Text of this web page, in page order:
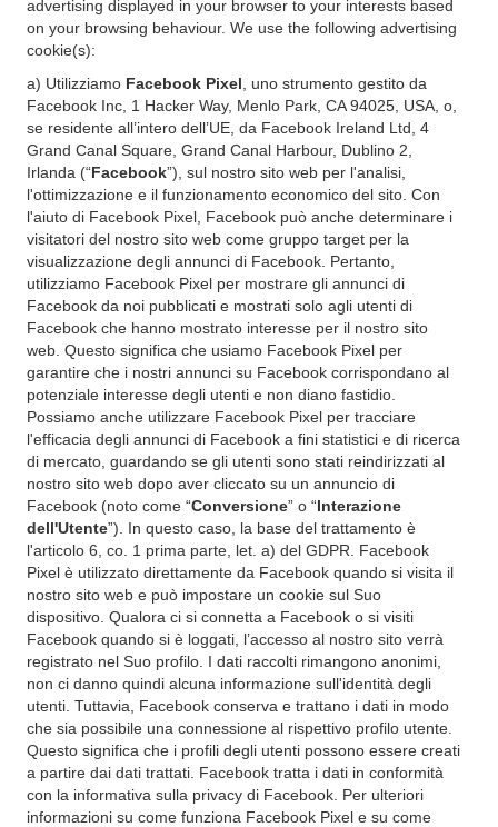
advertising displayed in your browser to your interests based
on your browsing behaviour. We use the following advertising
cookie(s):
a) Utilizziamo Facebook Pixel , uno strumento gestito da
Facebook Inc, 1 Hacker Way, Menlo Park, CA 94025, USA, o,
se residente all’intero dell’UE, da Facebook Ireland Ltd, 4
Grand Canal Square, Grand Canal Harbour, Dublino 2,
Irlanda (“Facebook”), sul nostro sito web per l'analisi,
l'ottimizzazione e il funzionamento economico del sito. Con
l'aiuto di Facebook Pixel, Facebook può anche determinare i
visitatori del nostro sito web come gruppo target per la
visualizzazione degli annunci di Facebook. Pertanto,
utilizziamo Facebook Pixel per mostrare gli annunci di
Facebook da noi pubblicati e mostrati solo agli utenti di
Facebook che hanno mostrato interesse per il nostro sito
web. Questo significa che usiamo Facebook Pixel per
garantire che i nostri annunci su Facebook corrispondano al
potenziale interesse degli utenti e non diano fastidio.
Possiamo anche utilizzare Facebook Pixel per tracciare
l'efficacia degli annunci di Facebook a fini statistici e di ricerca
di mercato, guardando se gli utenti sono stati reindirizzati al
nostro sito web dopo aver cliccato su un annuncio di
Facebook (noto come “Conversione” o “Interazione
dell'Utente”). In questo caso, la base del trattamento è
l'articolo 6, co. 1 prima parte, let. a) del GDPR. Facebook
Pixel è utilizzato direttamente da Facebook quando si visita il
nostro sito web e può impostare un cookie sul Suo
dispositivo. Qualora ci si connetta a Facebook o si visiti
Facebook quando si è loggati, l’accesso al nostro sito verrà
registrato nel Suo profilo. I dati raccolti rimangono anonimi,
non ci danno quindi alcuna informazione sull'identità degli
utenti. Tuttavia, Facebook conserva e trattano i dati in modo
che sia possibile una connessione al rispettivo profilo utente.
Questo significa che i profili degli utenti possono essere creati
a partire dai dati trattati. Facebook tratta i dati in conformità
con la informativa sulla privacy di Facebook. Per ulteriori
informazioni su come funziona Facebook Pixel e su come